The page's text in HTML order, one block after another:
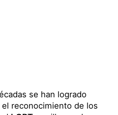
se han logrado
reconocimiento de los